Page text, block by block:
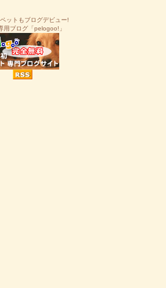
ットもブログデビュー!
用ブログ「pelogoo!」